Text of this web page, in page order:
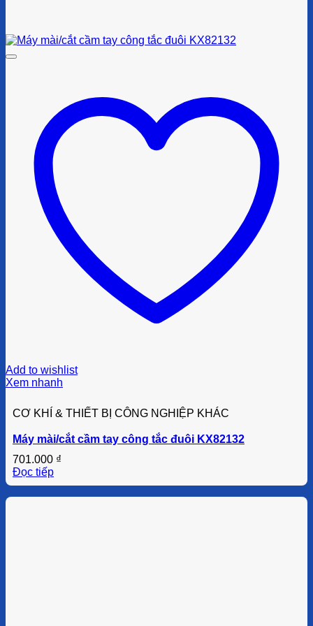
Add to wishlist
Xem nhanh
CƠ KHÍ & THIẾT BỊ CÔNG NGHIỆP KHÁC
Máy mài/cắt cầm tay công tắc đuôi KX82132
701.000 ₫
Đọc tiếp